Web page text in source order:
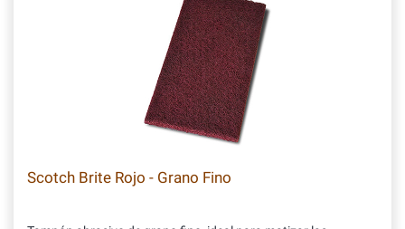
Scotch Brite Rojo - Grano Fino